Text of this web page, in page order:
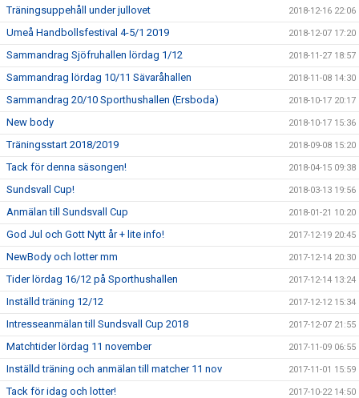
Träningsuppehåll under jullovet 2018-12-16 22:06
Umeå Handbollsfestival 4-5/1 2019 2018-12-07 17:20
Sammandrag Sjöfruhallen lördag 1/12 2018-11-27 18:57
Sammandrag lördag 10/11 Sävaråhallen 2018-11-08 14:30
Sammandrag 20/10 Sporthushallen (Ersboda) 2018-10-17 20:17
New body 2018-10-17 15:36
Träningsstart 2018/2019 2018-09-08 15:20
Tack för denna säsongen! 2018-04-15 09:38
Sundsvall Cup! 2018-03-13 19:56
Anmälan till Sundsvall Cup 2018-01-21 10:20
God Jul och Gott Nytt år + lite info! 2017-12-19 20:45
NewBody och lotter mm 2017-12-14 20:30
Tider lördag 16/12 på Sporthushallen 2017-12-14 13:24
Inställd träning 12/12 2017-12-12 15:34
Intresseanmälan till Sundsvall Cup 2018 2017-12-07 21:55
Matchtider lördag 11 november 2017-11-09 06:55
Inställd träning och anmälan till matcher 11 nov 2017-11-01 15:59
Tack för idag och lotter! 2017-10-22 14:50